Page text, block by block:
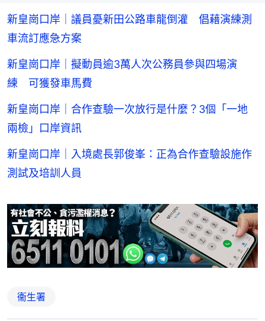
新皇崗口岸｜議員憂新田公路車龍倒灌 倡藉演練測
車流訂應急方案
新皇崗口岸｜擬動員逾3萬人次公務員參與四場演
練 可獲發車馬費
新皇崗口岸｜合作查驗一次放行是什麼？3個「一地
兩檢」口岸資訊
新皇崗口岸｜入境處長郭俊峯：正為合作查驗設施作
測試及培訓人員
衞生署